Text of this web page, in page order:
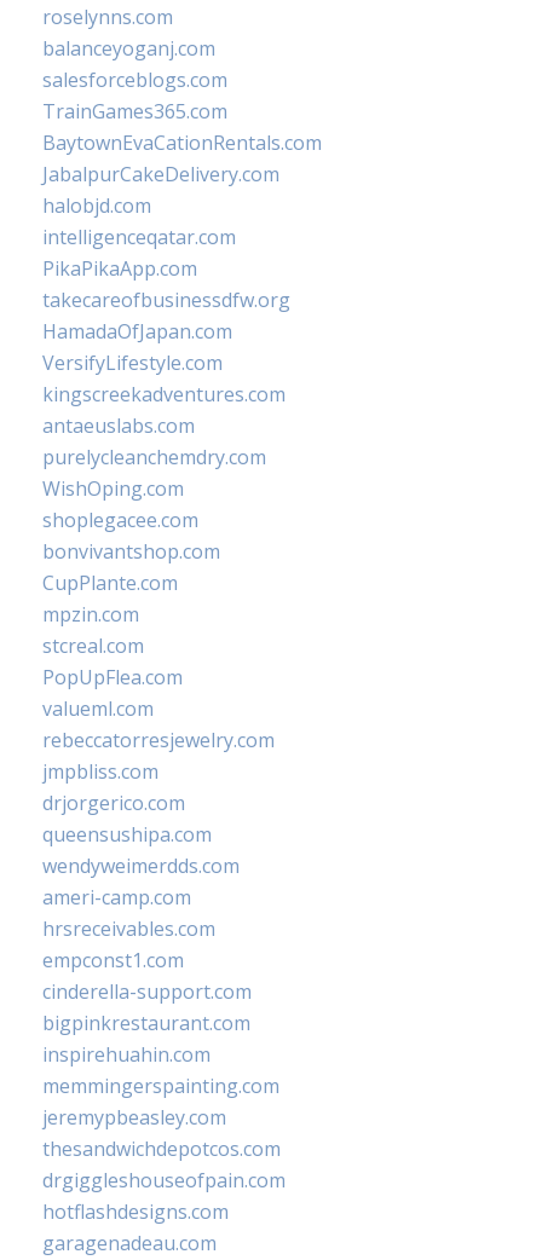
roselynns.com
balanceyoganj.com
salesforceblogs.com
TrainGames365.com
BaytownEvaCationRentals.com
JabalpurCakeDelivery.com
halobjd.com
intelligenceqatar.com
PikaPikaApp.com
takecareofbusinessdfw.org
HamadaOfJapan.com
VersifyLifestyle.com
kingscreekadventures.com
antaeuslabs.com
purelycleanchemdry.com
WishOping.com
shoplegacee.com
bonvivantshop.com
CupPlante.com
mpzin.com
stcreal.com
PopUpFlea.com
valueml.com
rebeccatorresjewelry.com
jmpbliss.com
drjorgerico.com
queensushipa.com
wendyweimerdds.com
ameri-camp.com
hrsreceivables.com
empconst1.com
cinderella-support.com
bigpinkrestaurant.com
inspirehuahin.com
memmingerspainting.com
jeremypbeasley.com
thesandwichdepotcos.com
drgiggleshouseofpain.com
hotflashdesigns.com
garagenadeau.com